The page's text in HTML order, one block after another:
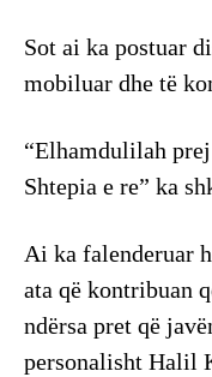
Sot ai ka postuar
mobiluar dhe të
“Elhamdulilah
Shtepia e re” ka
Ai ka falenderuar
ata që kontribuan
ndërsa pret që
personalisht Halil